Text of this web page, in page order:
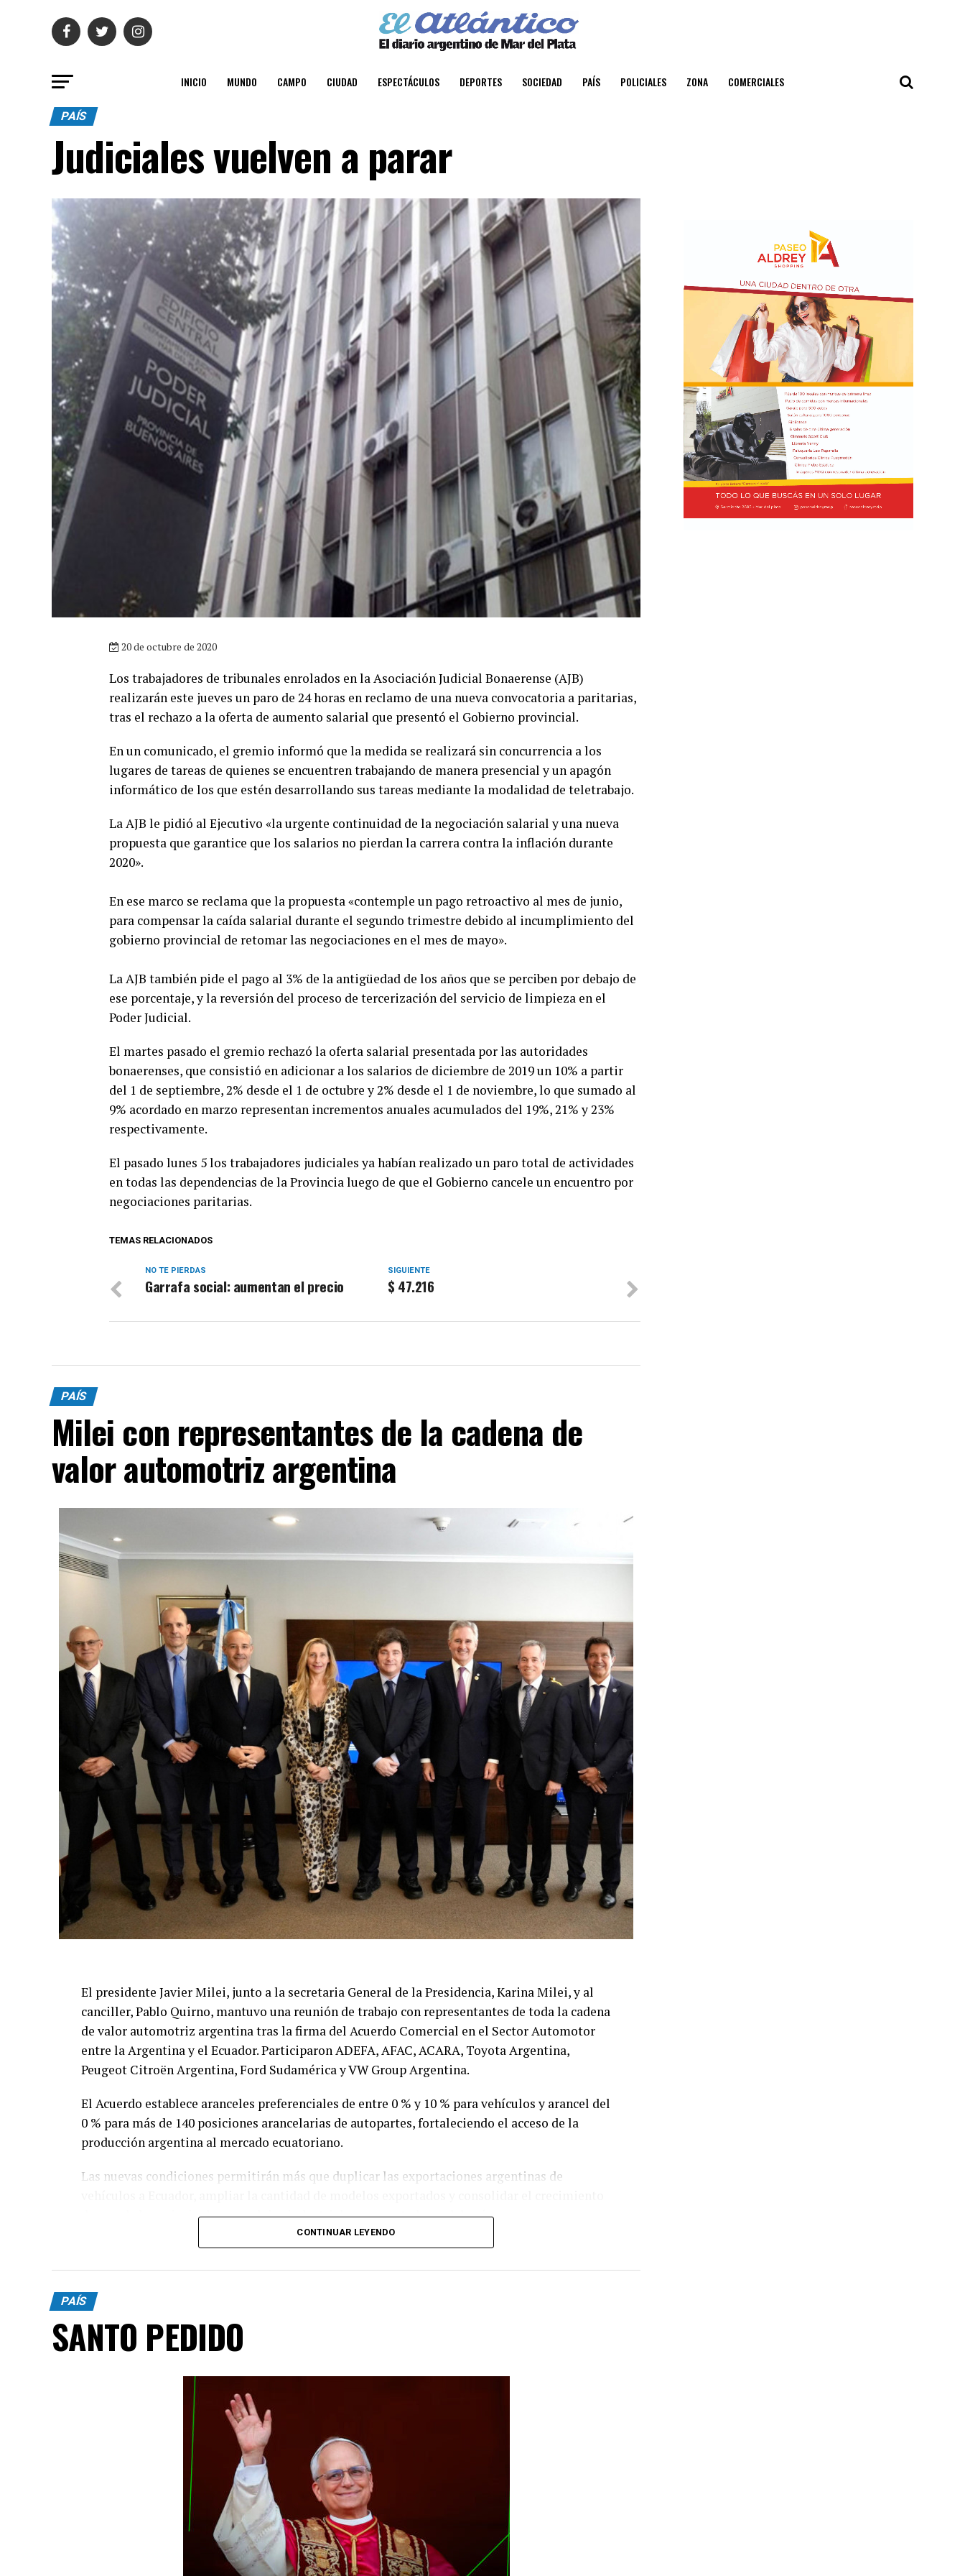
INICIO MUNDO CAMPO CIUDAD ESPECTÁCULOS DEPORTES SOCIEDAD PAÍS POLICIALES ZONA COMERCIALES
PAÍS
Judiciales vuelven a parar
20 de octubre de 2020
Los trabajadores de tribunales enrolados en la Asociación Judicial Bonaerense (AJB)
realizarán este jueves un paro de 24 horas en reclamo de una nueva convocatoria a paritarias,
tras el rechazo a la oferta de aumento salarial que presentó el Gobierno provincial.
En un comunicado, el gremio informó que la medida se realizará sin concurrencia a los
lugares de tareas de quienes se encuentren trabajando de manera presencial y un apagón
informático de los que estén desarrollando sus tareas mediante la modalidad de teletrabajo.
La AJB le pidió al Ejecutivo «la urgente continuidad de la negociación salarial y una nueva
propuesta que garantice que los salarios no pierdan la carrera contra la inflación durante
2020».
En ese marco se reclama que la propuesta «contemple un pago retroactivo al mes de junio,
para compensar la caída salarial durante el segundo trimestre debido al incumplimiento del
gobierno provincial de retomar las negociaciones en el mes de mayo».
La AJB también pide el pago al 3% de la antigüedad de los años que se perciben por debajo de
ese porcentaje, y la reversión del proceso de tercerización del servicio de limpieza en el
Poder Judicial.
El martes pasado el gremio rechazó la oferta salarial presentada por las autoridades
bonaerenses, que consistió en adicionar a los salarios de diciembre de 2019 un 10% a partir
del 1 de septiembre, 2% desde el 1 de octubre y 2% desde el 1 de noviembre, lo que sumado al
9% acordado en marzo representan incrementos anuales acumulados del 19%, 21% y 23%
respectivamente.
El pasado lunes 5 los trabajadores judiciales ya habían realizado un paro total de actividades
en todas las dependencias de la Provincia luego de que el Gobierno cancele un encuentro por
negociaciones paritarias.
TEMAS RELACIONADOS
SIGUIENTE
$ 47.216
NO TE PIERDAS
Garrafa social: aumentan el precio
PAÍS
Milei con representantes de la cadena de
valor automotriz argentina
El presidente Javier Milei, junto a la secretaria General de la Presidencia, Karina Milei, y al
canciller, Pablo Quirno, mantuvo una reunión de trabajo con representantes de toda la cadena
de valor automotriz argentina tras la firma del Acuerdo Comercial en el Sector Automotor
entre la Argentina y el Ecuador. Participaron ADEFA, AFAC, ACARA, Toyota Argentina,
Peugeot Citroën Argentina, Ford Sudamérica y VW Group Argentina.
El Acuerdo establece aranceles preferenciales de entre 0 % y 10 % para vehículos y arancel del
0 % para más de 140 posiciones arancelarias de autopartes, fortaleciendo el acceso de la
producción argentina al mercado ecuatoriano.
Las nuevas condiciones permitirán más que duplicar las exportaciones argentinas de
de uno de los principales complejos industriales y exportadores del país.
CONTINUAR LEYENDO
PAÍS
SANTO PEDIDO